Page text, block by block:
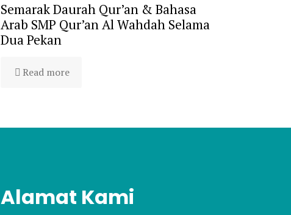
Semarak Daurah Qur’an & Bahasa
Arab SMP Qur’an Al Wahdah Selama
Dua Pekan
Read more
Alamat Kami